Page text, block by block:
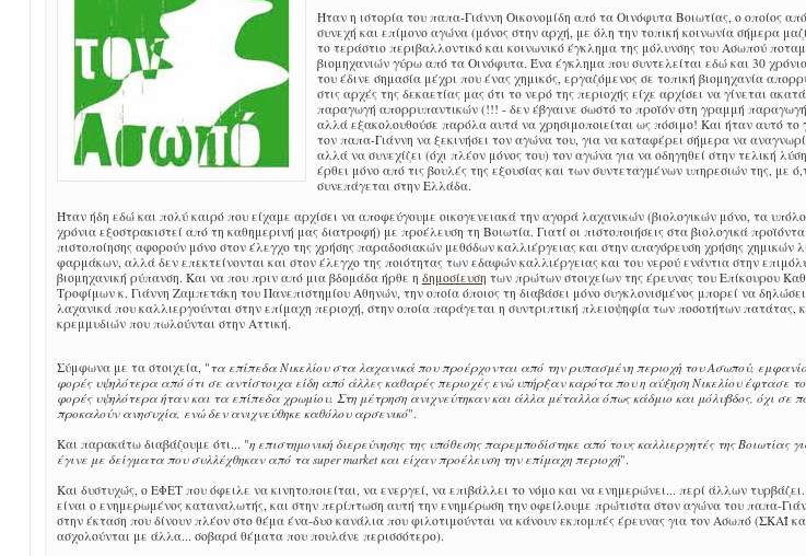
Ήταν η ιστορία του παπα-Γιάννη Οικονομίδη από τα Οινόφυτα Βοιωτίας, ο οποίος
συνεχή και επίμονο αγώνα (μόνος στην αρχή, με όλη την τοπική κοινωνία σήμερα
το τεράστιο περιβαλλοντικό και κοινωνικό έγκλημα της μόλυνσης του Ασωπού
βιομηχανιών γύρω από τα Οινόφυτα. Ένα έγκλημα που συντελείται εδώ και 30
του έδινε σημασία μέχρι που ένας χημικός, εργαζόμενος σε τοπική βιομηχανία
στις αρχές της δεκαετίας μας ότι το νερό της περιοχής είχε αρχίσει να γίνεται
παραγωγή απορρυπαντικών (!!! - δεν έβγαινε σωστό το προϊόν στη γραμμή
αλλά εξακολουθούσε παρόλα αυτά να χρησιμοποιείται ως πόσιμο! Και ήταν αυτό το
τον παπα-Γιάννη να ξεκινήσει τον αγώνα του, για να καταφέρει σήμερα να
αλλά να συνεχίζει (όχι πλέον μόνος του) τον αγώνα για να οδηγηθεί στην τελική
έρθει μόνο από τις βουλές της εξουσίας και των συντεταγμένων υπηρεσιών της, με
συνεπάγεται στην Ελλάδα.
Ήταν ήδη εδώ και πολύ καιρό που είχαμε αρχίσει να αποφεύγουμε οικογενειακά την αγορά λαχανικών (βιολογικών μόνο, τα
χρόνια εξοστρακιστεί από τη καθημερινή μας διατροφή) με προέλευση τη Βοιωτία. Γιατί οι πιστοποιήσεις στα βιολογικά
πιστοποίησης αφορούν μόνο στον έλεγχο της χρήσης παραδοσιακών μεθόδων καλλιέργειας και στην απαγόρευση χρήσης χημικών
φαρμάκων, αλλά δεν επεκτείνονται και στον έλεγχο της ποιότητας των εδαφών καλλιέργειας και του νερού ενάντια στην
βιομηχανική ρύπανση. Και να που πριν από μια βδομάδα ήρθε η δημοσίευση των πρώτων στοιχείων της έρευνας του Επίκουρου
Τροφίμων κ. Γιάννη Ζαμπετάκη του Πανεπιστημίου Αθηνών, την οποία όποιος τη διαβάσει μόνο συγκλονισμένος μπορεί να
λαχανικά που καλλιεργούνται στην επίμαχη περιοχή, στην οποία παράγεται η συντριπτική πλειοψηφία των ποσοτήτων πατάτας,
κρεμμυδιών που πωλούνται στην Αττική.
Σύμφωνα με τα στοιχεία, "τα επίπεδα Νικελίου στα λαχανικά που προέρχονται από την ρυπασμένη περιοχή του Ασωπού,
φορές υψηλότερα από ότι σε αντίστοιχα είδη από άλλες καθαρές περιοχές ενώ υπήρξαν καρότα που η αύξηση Νικελίου έφτασε
φορές υψηλότερα ήταν και τα επίπεδα χρωμίου. Στη μέτρηση ανιχνεύτηκαν και άλλα μέταλλα όπως κάδμιο και μόλυβδος, όχι σε
προκαλούν ανησυχία, ενώ δεν ανιχνεύθηκε καθόλου αρσενικό".
Και παρακάτω διαβάζουμε ότι... "η επιστημονική διερεύνησης της υπόθεσης παρεμποδίστηκε από τους καλλιεργητές της Βοιωτίας
έγινε με δείγματα που συλλέχθηκαν από τα super market και είχαν προέλευση την επίμαχη περιοχή".
Και δυστυχώς, ο ΕΦΕΤ που όφειλε να κινητοποιείται, να ενεργεί, να επιβάλλει το νόμο και να ενημερώνει... περί άλλων
είναι ο ενημερωμένος καταναλωτής, και στην περίπτωση αυτή την ενημέρωση την οφείλουμε πρώτιστα στον αγώνα του παπα-
στην έκταση που δίνουν πλέον στο θέμα ένα-δυο κανάλια που φιλοτιμούνται να κάνουν εκπομπές έρευνας για τον Ασωπό (ΣΚΑΪ
ασχολούνται με άλλα... σοβαρά θέματα που πουλάνε περισσότερο).